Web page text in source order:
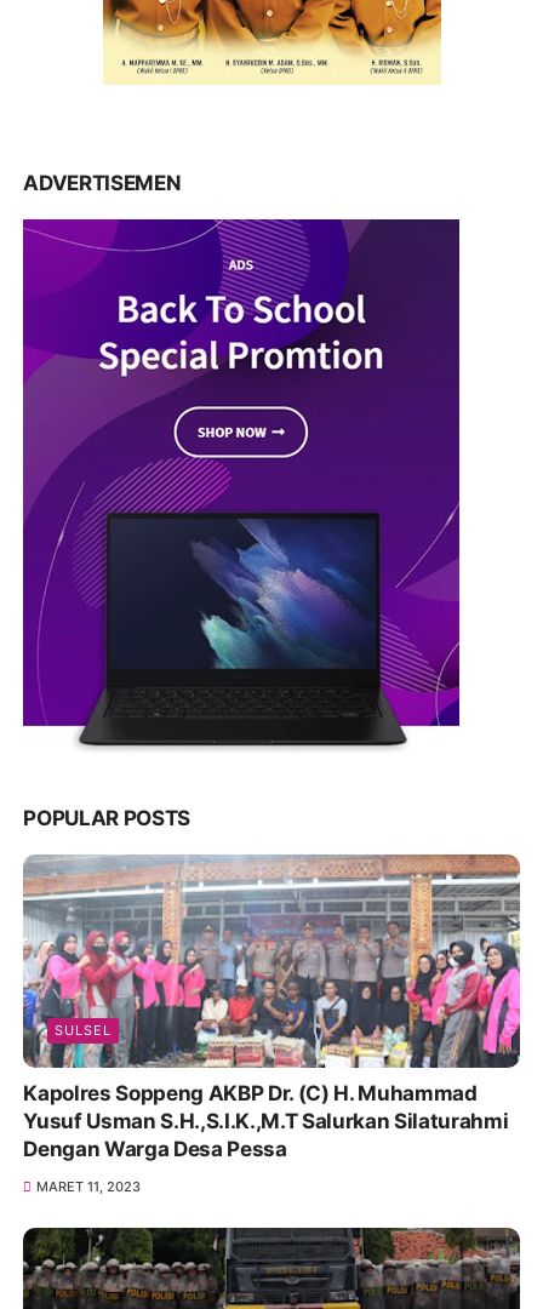
ADVERTISEMEN
POPULAR POSTS
SULSEL
Kapolres Soppeng AKBP Dr. (C) H. Muhammad
Yusuf Usman S.H.,S.I.K.,M.T Salurkan Silaturahmi
Dengan Warga Desa Pessa
MARET 11, 2023